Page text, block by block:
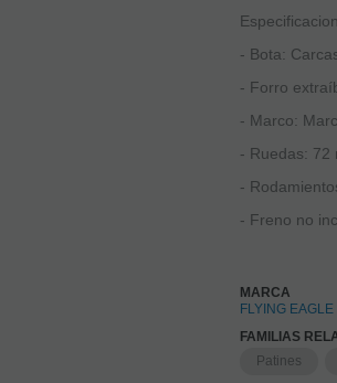
- Bota:
- Forro
- Marco:
- Ruedas: 72
-
- Freno no
MARCA
FLYING EAGLE
FAMILIAS
Patines